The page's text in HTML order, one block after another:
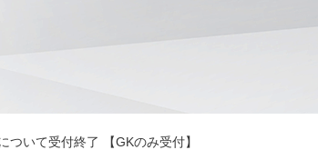
いて受付終了 【GKのみ受付】